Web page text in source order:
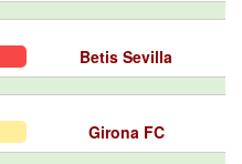
Betis Sevilla
Girona FC